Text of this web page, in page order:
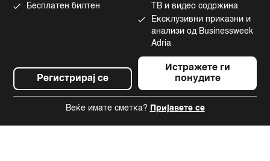
Бесплатен билтен
Регистрирај се
ТВ и видео содржина
Ексклузивни приказни и
анализи од Businessweek
Adria
Истражете ги
понудите
Веќе имате сметка? Пријавете се
©2022 - 2026 Bloomberg L.P. All Rights Reserved. BLOOMBERG and the
BLOOMBERG logo are registered trademarks and service marks of
Bloomberg Finance L.P. or its subsidiaries, displayed with permission
Bloomberg Adria is a Mtel Swiss SA Property
News CMS by Cubes